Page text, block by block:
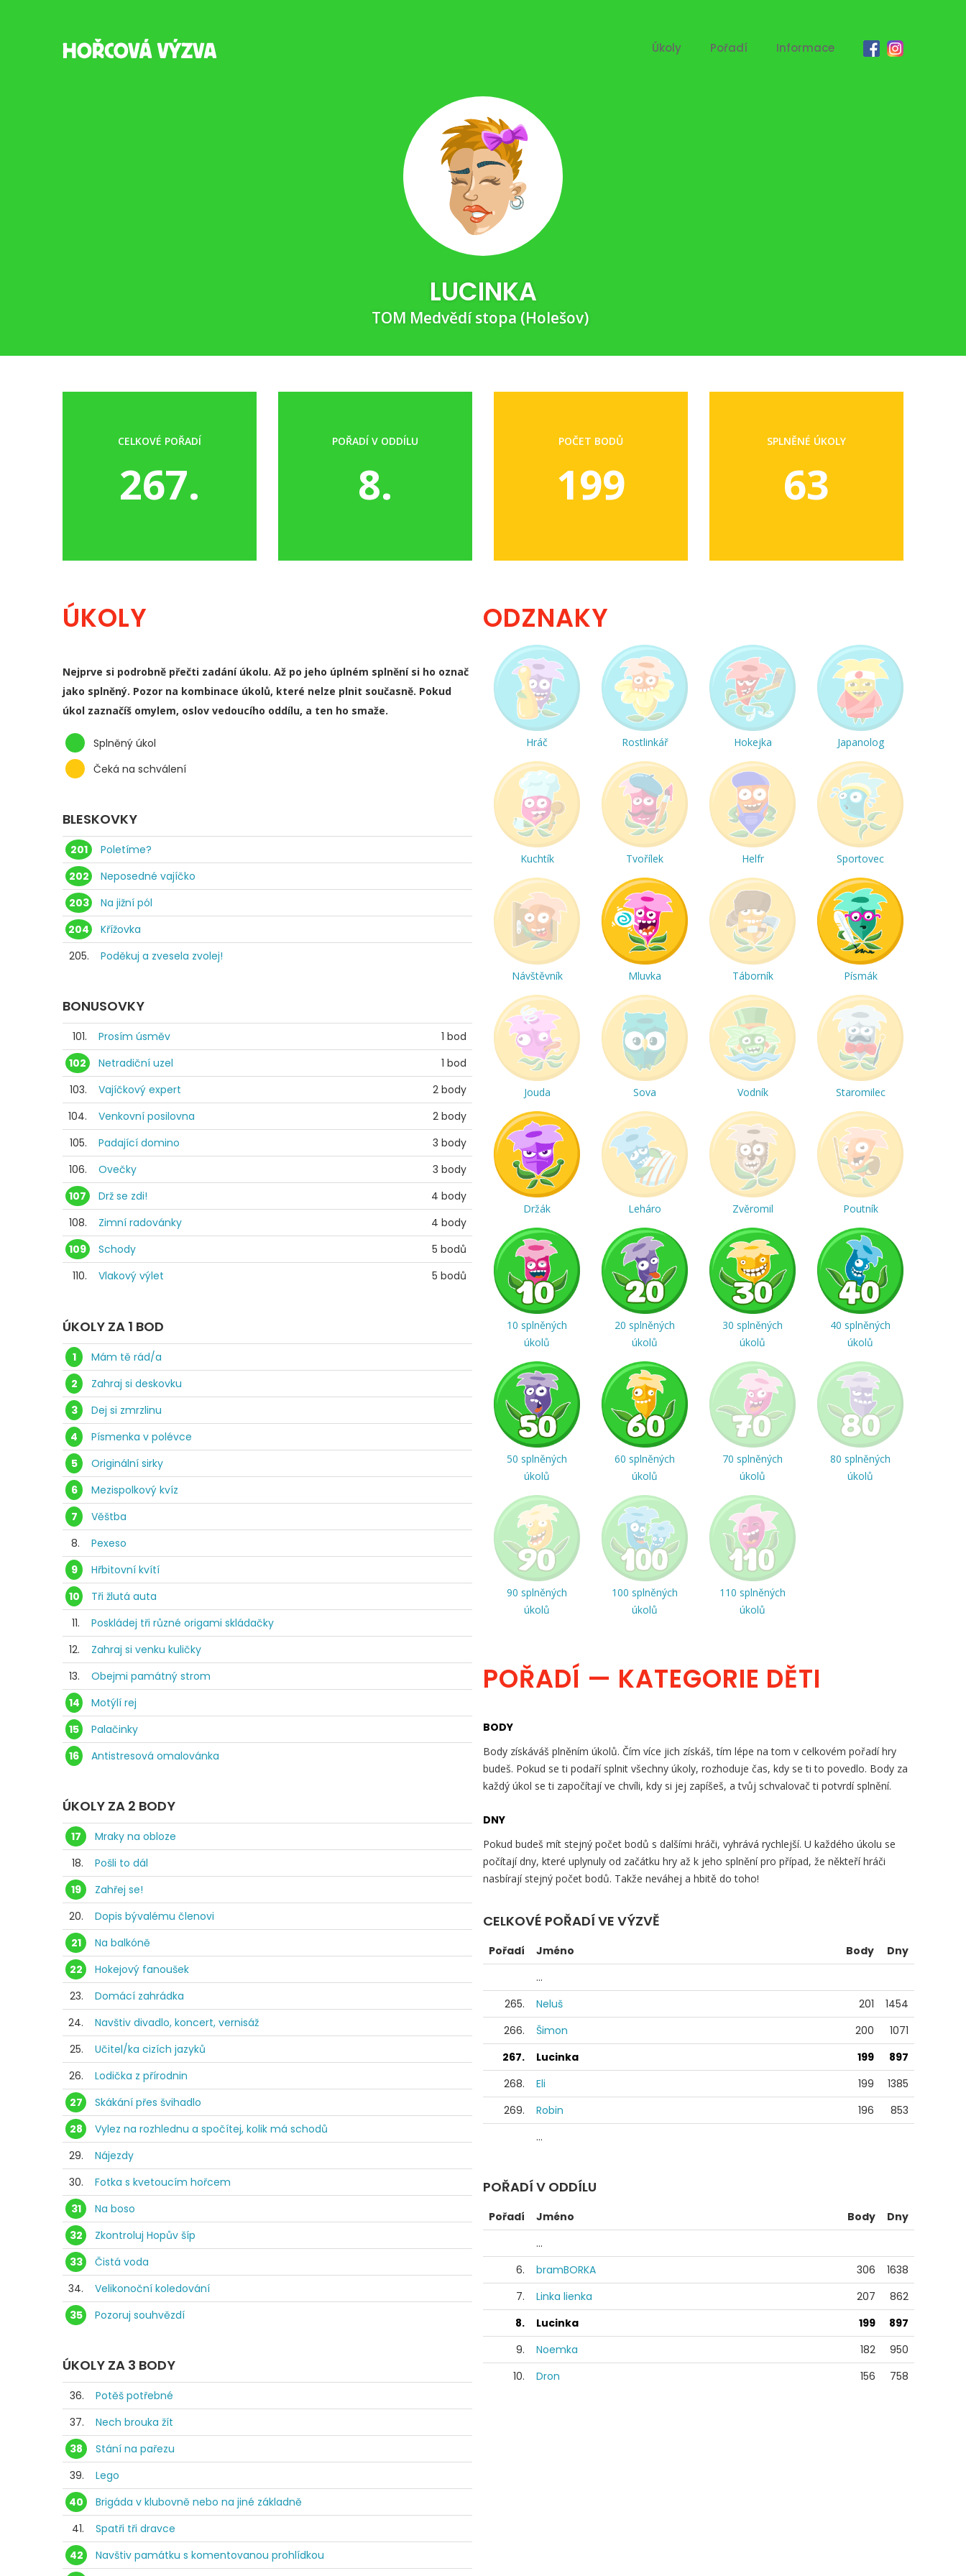
Úkoly Pořadí Informace
LUCINKA
TOM Medvědí stopa (Holešov)
CELKOVÉ POŘADÍ
267.
POŘADÍ V ODDÍLU
8.
POČET BODŮ
199
SPLNĚNÉ ÚKOLY
63
ÚKOLY
Nejprve si podrobně přečti zadání úkolu. Až po jeho úplném splnění si ho označ
jako splněný. Pozor na kombinace úkolů, které nelze plnit současně. Pokud
úkol zaznačíš omylem, oslov vedoucího oddílu, a ten ho smaže.
Splněný úkol
Čeká na schválení
BLESKOVKY
201
Poletíme?
202
Neposedné vajíčko
203
Na jižní pól
204
Křížovka
205.
Poděkuj a zvesela zvolej!
BONUSOVKY
101. Prosím úsměv
1 bod
102
Netradiční uzel
1 bod
103.
Vajíčkový expert
2 body
104.
Venkovní posilovna
2 body
105.
Padající domino
3 body
106.
Ovečky
3 body
107
Drž se zdi!
4 body
108.
Zimní radovánky
4 body
109
Schody
5 bodů
110.
Vlakový výlet 5 bodů
ÚKOLY ZA 1 BOD
1
Mám tě rád/a
2
Zahraj si deskovku
3
Dej si zmrzlinu
4
Písmenka v polévce
5
Originální sirky
6
Mezispolkový kvíz
7
Věštba
8.
Pexeso
9
Hřbitovní kvítí
10
Tři žlutá auta
11.
Poskládej tři různé origami skládačky
12.
Zahraj si venku kuličky
13.
Obejmi památný strom
14
Motýlí rej
15
Palačinky
16
Antistresová omalovánka
ÚKOLY ZA 2 BODY
17
Mraky na obloze
18.
Pošli to dál
19
Zahřej se!
20.
Dopis bývalému členovi
21
Na balkóně
22
Hokejový fanoušek
23.
Domácí zahrádka
24.
Navštiv divadlo, koncert, vernisáž
25.
Učitel/ka cizích jazyků
26.
Lodička z přírodnin
27
Skákání přes švihadlo
28
Vylez na rozhlednu a spočítej, kolik má schodů
29.
Nájezdy
30.
Fotka s kvetoucím hořcem
31
Na boso
32
Zkontroluj Hopův šíp
33
Čistá voda
34.
Velikonoční koledování
35
Pozoruj souhvězdí
ÚKOLY ZA 3 BODY
36.
Potěš potřebné
37.
Nech brouka žít
38
Stání na pařezu
39.
Lego
40
Brigáda v klubovně nebo na jiné základně
41.
Spatři tři dravce
42
Navštiv památku s komentovanou prohlídkou
ODZNAKY
Hráč Rostlinkář Hokejka Japanolog
Kuchtík Tvořílek Helfr Sportovec
Návštěvník Mluvka Táborník Písmák
Jouda Sova Vodník Staromilec
Držák Leháro Zvěromil Poutník
10 splněných
úkolů
20 splněných
úkolů
30 splněných
úkolů
40 splněných
úkolů
50 splněných
úkolů
60 splněných
úkolů
70 splněných
úkolů
80 splněných
úkolů
90 splněných
úkolů
100 splněných
úkolů
110 splněných
úkolů
POŘADÍ — KATEGORIE DĚTI
BODY
Body získáváš plněním úkolů. Čím více jich získáš, tím lépe na tom v celkovém pořadí hry
budeš. Pokud se ti podaří splnit všechny úkoly, rozhoduje čas, kdy se ti to povedlo. Body za
každý úkol se ti započítají ve chvíli, kdy si jej zapíšeš, a tvůj schvalovač ti potvrdí splnění.
DNY
Pokud budeš mít stejný počet bodů s dalšími hráči, vyhrává rychlejší. U každého úkolu se
počítají dny, které uplynuly od začátku hry až k jeho splnění pro případ, že někteří hráči
nasbírají stejný počet bodů. Takže neváhej a hbitě do toho!
CELKOVÉ POŘADÍ VE VÝZVĚ
Pořadí Jméno Body
Dny
...
265.
Neluš 201
1454
266.
Šimon 200
1071
267.
Lucinka 199
897
268.
Eli 199
1385
269.
Robin 196
853
...
POŘADÍ V ODDÍLU
Pořadí Jméno Body
Dny
...
6.
bramBORKA 306
1638
7.
Linka lienka 207
862
8.
Lucinka 199
897
9.
Noemka 182
950
10.
Dron 156 758